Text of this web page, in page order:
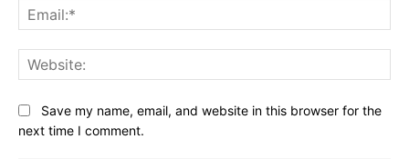
Save my name, email, and website in this browser for the
next time I comment.